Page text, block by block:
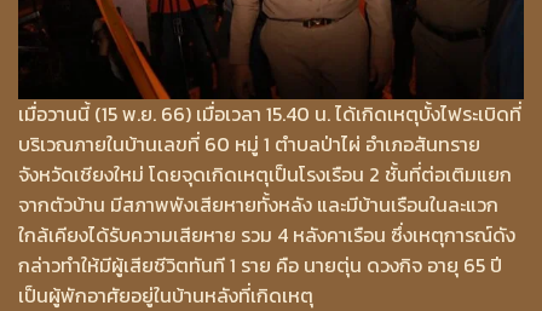
เมื่อวานนี้ (15 พ.ย. 66) เมื่อเวลา 15.40 น. ได้เกิดเหตุบั้งไฟระเบิดที่
บริเวณภายในบ้านเลขที่ 60 หมู่ 1 ตำบลป่าไผ่ อำเภอสันทราย
จังหวัดเชียงใหม่ โดยจุดเกิดเหตุเป็นโรงเรือน 2 ชั้นที่ต่อเติมแยก
จากตัวบ้าน มีสภาพพังเสียหายทั้งหลัง และมีบ้านเรือนในละแวก
ใกล้เคียงได้รับความเสียหาย รวม 4 หลังคาเรือน ซึ่งเหตุการณ์ดัง
กล่าวทำให้มีผู้เสียชีวิตทันที 1 ราย คือ นายตุ่น ดวงกิจ อายุ 65 ปี
เป็นผู้พักอาศัยอยู่ในบ้านหลังที่เกิดเหตุ